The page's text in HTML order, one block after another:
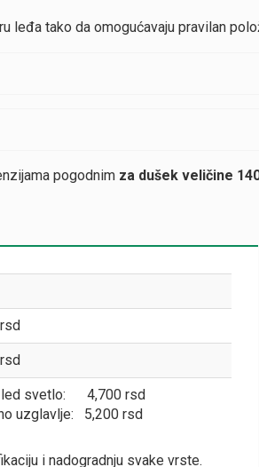
leđa tako da omogućavaju pravilan
pogodnim za dušek veličine
led svetlo: 4,700 rsd
uzglavlje: 5,200 rsd
i nadogradnju svake vrste.